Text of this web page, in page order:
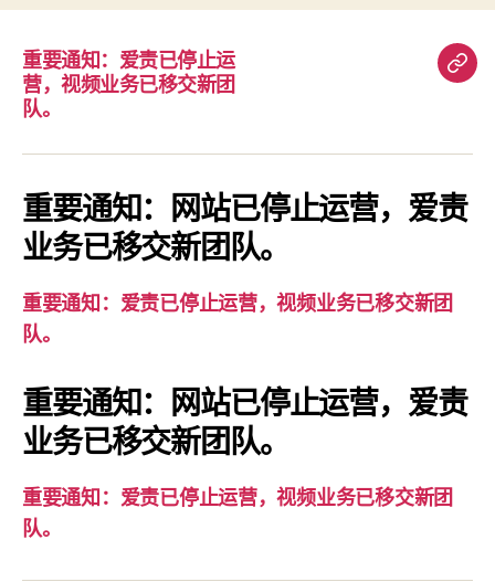
重要通知：爱责已停止运
营，视频业务已移交新团
队。
重
知：
爱
责
视
重要通知：网站已停止运营，爱责
业务已移交新团队。
重要通知：爱责已停止运营，视频业务已移交新团
队。
重要通知：网站已停止运营，爱责
业务已移交新团队。
重要通知：爱责已停止运营，视频业务已移交新团
队。